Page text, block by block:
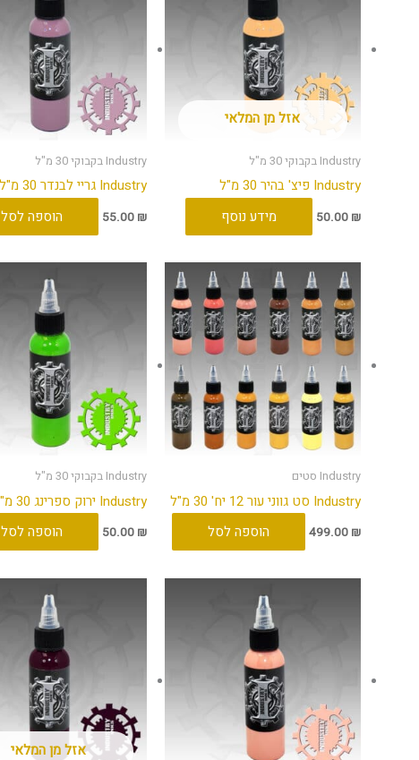
אזל מן המלאי
Industry בקבוקי 30 מ"ל
Industry פיצ' בהיר 30 מ"ל
50.00 ₪ מידע נוסף
Industry בקבוקי 30 מ"ל
Industry גריי לבנדר 30 מ"ל
55.00 ₪ הוספה לסל
Industry סטים
Industry סט גווני עור 12 יח' 30 מ"ל
499.00 ₪ הוספה לסל
Industry בקבוקי 30 מ"ל
Industry ירוק ספרינג 30 מ"ל
50.00 ₪ הוספה לסל
אזל מן המלאי